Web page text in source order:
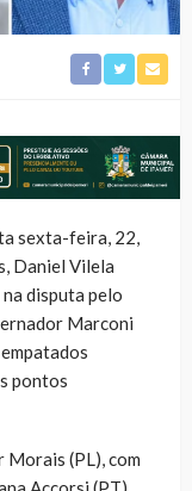
sexta-feira, 22,
Daniel Vilela
disputa pelo
Marconi
pontos
(PL), com